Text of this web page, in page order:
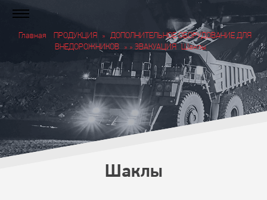
Главная ПРОДУКЦИЯ »
ДОПОЛНИТЕЛЬНОЕ ОБОРУДОВАНИЕ ДЛЯ
ВНЕДОРОЖНИКОВ » » ЭВАКУАЦИЯ Шаклы
Шаклы